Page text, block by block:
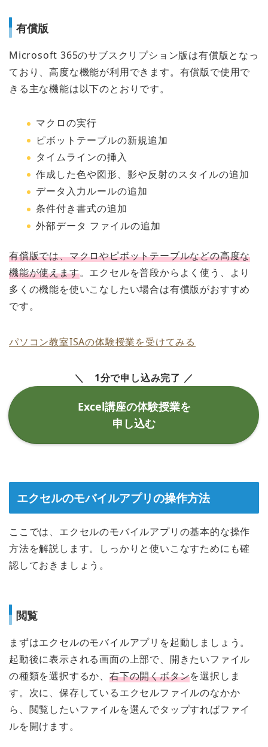
有償版
Microsoft 365のサブスクリプション版は有償版となっ
ており、高度な機能が利用できます。有償版で使用で
きる主な機能は以下のとおりです。
マクロの実行
ピボットテーブルの新規追加
タイムラインの挿入
作成した色や図形、影や反射のスタイルの追加
データ入力ルールの追加
条件付き書式の追加
外部データ ファイルの追加
有償版では、マクロやピボットテーブルなどの高度な
機能が使えます。エクセルを普段からよく使う、より
多くの機能を使いこなしたい場合は有償版がおすすめ
です。
パソコン教室ISAの体験授業を受けてみる
＼ 1分で申し込み完了 ／
Excel講座の体験授業を
申し込む
エクセルのモバイルアプリの操作方法
ここでは、エクセルのモバイルアプリの基本的な操作
方法を解説します。しっかりと使いこなすためにも確
認しておきましょう。
閲覧
まずはエクセルのモバイルアプリを起動しましょう。
起動後に表示される画面の上部で、開きたいファイル
の種類を選択するか、 右下の開くボタンを選択しま
す。次に、保存しているエクセルファイルのなかか
ら、閲覧したいファイルを選んでタップすればファイ
ルを開けます。